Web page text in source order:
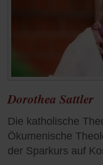
Dorothea Sattler
Die katholische
Ökumenische
der Sparkurs auf